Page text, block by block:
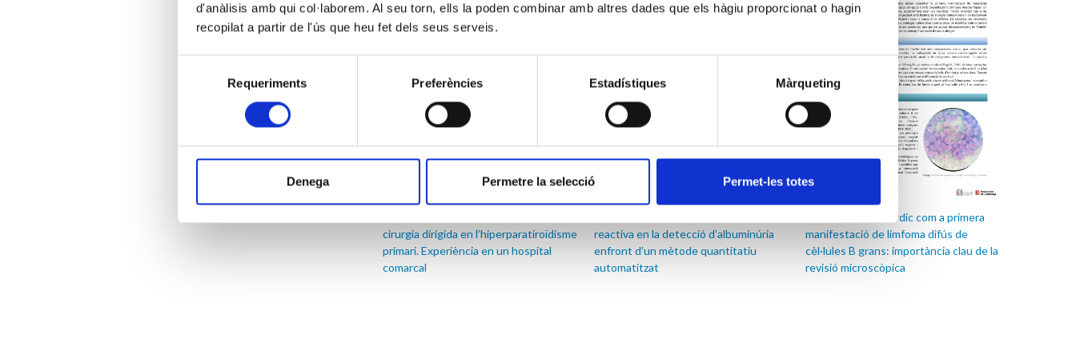
d'anàlisis amb qui col·laborem. Al seu torn, ells la poden combinar amb altres dades que els hàgiu proporcionat o hagin
recopilat a partir de l'ús que heu fet dels seus serveis.
consentiment
Requeriments Preferències Estadístiques Màrqueting
Denega Permetre la selecció Permet-les totes
cirurgia dirigida en l’hiperparatiroïdisme
primari. Experiència en un hospital
comarcal
reactiva en la detecció d’albuminúria
enfront d’un mètode quantitatiu
automatitzat
Vessament pericàrdic com a primera
manifestació de limfoma difús de
cèl·lules B grans: importància clau de la
revisió microscòpica